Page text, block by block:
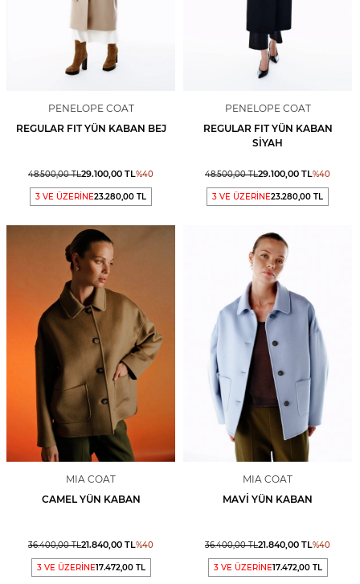
PENELOPE COAT
REGULAR FIT YÜN KABAN BEJ
48.500,00TL29.100,00 TL%40
3 VE ÜZERİNE23.280,00 TL
PENELOPE COAT
REGULAR FIT YÜN KABAN
SIYAH
48.500,00TL29.100,00 TL%40
3 VE ÜZERİNE23.280,00 TL
MIA COAT
CAMEL YÜN KABAN
36.400,00TL21.840,00 TL%40
3 VE ÜZERİNE17.472,00 TL
MIA COAT
MAVI YÜN KABAN
36.400,00TL21.840,00 TL%40
3 VE ÜZERİNE17.472,00 TL